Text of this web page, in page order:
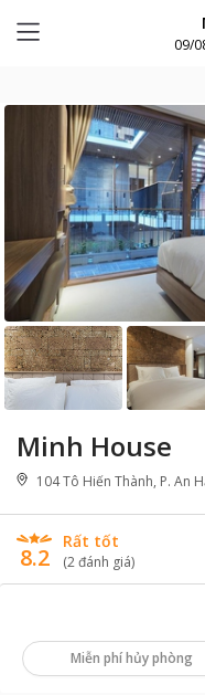
09/
Minh House
104 Tô Hiến Thành, P. An
8.2
Rất tốt
(2đánh giá)
Miễn phí hủy phòng